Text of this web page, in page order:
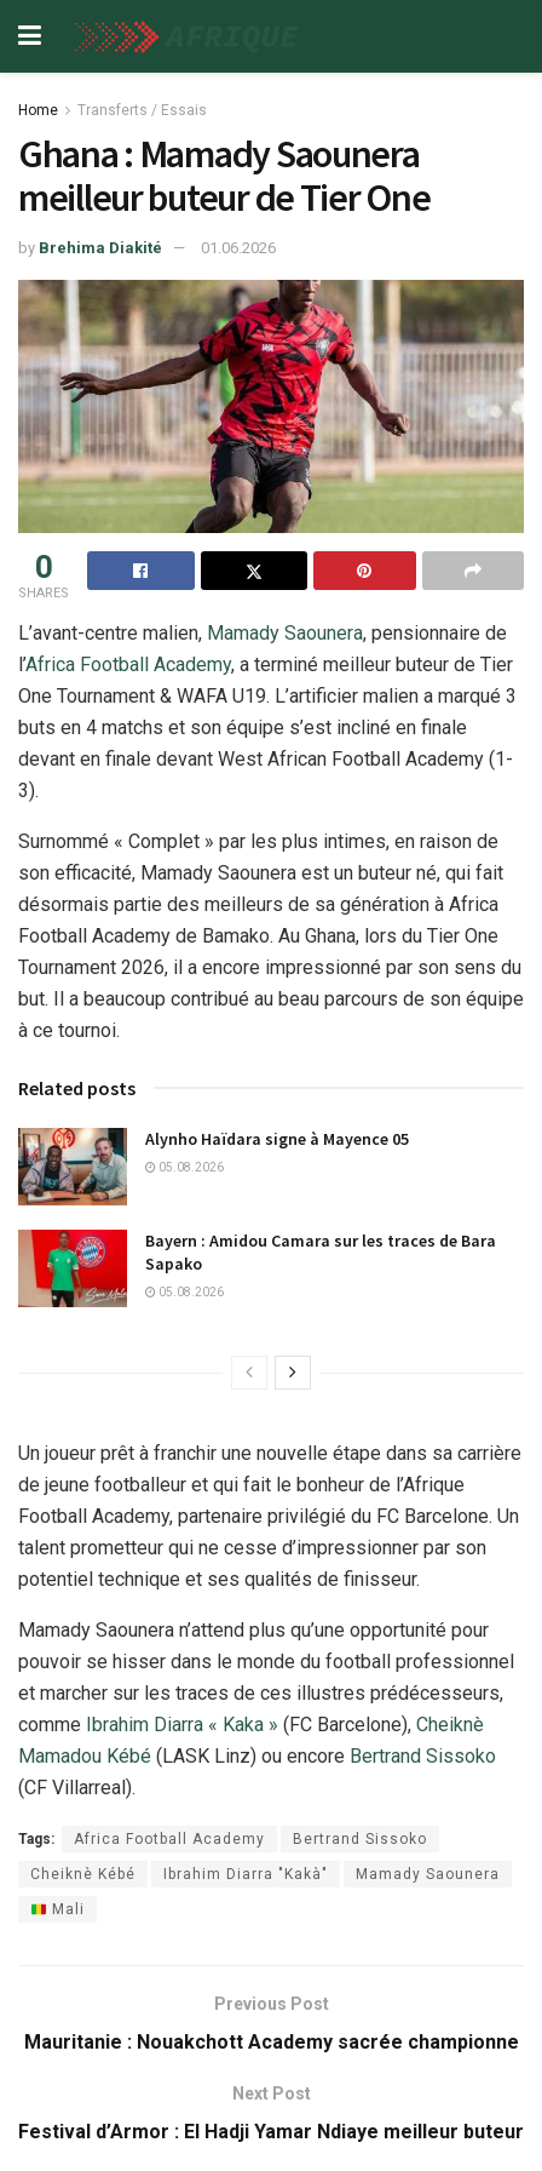
Home Transferts / Essais
Ghana : Mamady Saounera
meilleur buteur de Tier One
by Brehima Diakité 01.06.2026
0
SHARES
L’avant-centre malien, Mamady Saounera, pensionnaire de
l’Africa Football Academy, a terminé meilleur buteur de Tier
One Tournament & WAFA U19. L’artificier malien a marqué 3
buts en 4 matchs et son équipe s’est incliné en finale
devant en finale devant West African Football Academy (1-
3).
Surnommé « Complet » par les plus intimes, en raison de
son efficacité, Mamady Saounera est un buteur né, qui fait
désormais partie des meilleurs de sa génération à Africa
Football Academy de Bamako. Au Ghana, lors du Tier One
Tournament 2026, il a encore impressionné par son sens du
but. Il a beaucoup contribué au beau parcours de son équipe
à ce tournoi.
Related posts
Alynho Haïdara signe à Mayence 05
05.08.2026
Bayern : Amidou Camara sur les traces de Bara
Sapako
05.08.2026
Un joueur prêt à franchir une nouvelle étape dans sa carrière
de jeune footballeur et qui fait le bonheur de l’Afrique
Football Academy, partenaire privilégié du FC Barcelone. Un
talent prometteur qui ne cesse d’impressionner par son
potentiel technique et ses qualités de finisseur.
Mamady Saounera n’attend plus qu’une opportunité pour
pouvoir se hisser dans le monde du football professionnel
et marcher sur les traces de ces illustres prédécesseurs,
comme
Ibrahim Diarra « Kaka » (FC Barcelone), Cheiknè
Mamadou Kébé (LASK Linz) ou encore Bertrand Sissoko
(CF Villarreal).
Tags: Africa Football Academy Bertrand Sissoko
Cheiknè Kébé Ibrahim Diarra "Kakà" Mamady Saounera
Mali
Previous Post
Mauritanie : Nouakchott Academy sacrée championne
Next Post
Festival d’Armor : El Hadji Yamar Ndiaye meilleur buteur